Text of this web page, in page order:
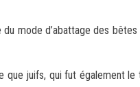
mode d’abattage des
que juifs, qui fut également